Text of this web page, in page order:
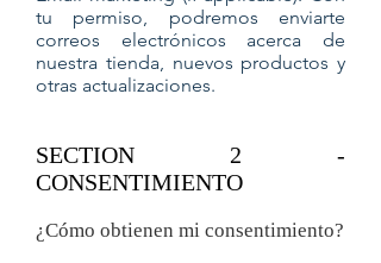
tu permiso, podremos enviarte
correos electrónicos acerca de
nuestra tienda, nuevos productos y
otras actualizaciones.
SECTION 2 -
CONSENTIMIENTO
¿Cómo obtienen mi consentimiento?